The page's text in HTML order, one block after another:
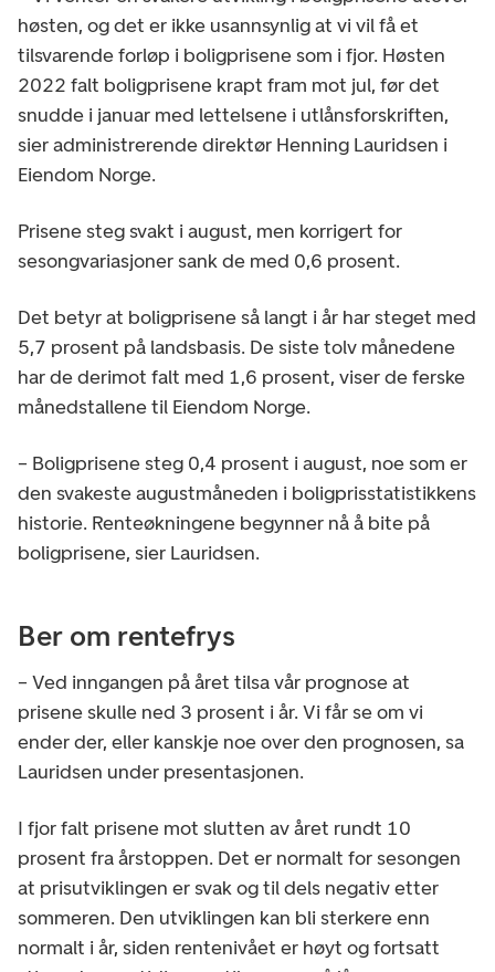
høsten, og det er ikke usannsynlig at vi vil få et
tilsvarende forløp i boligprisene som i fjor. Høsten
2022 falt boligprisene krapt fram mot jul, før det
snudde i januar med lettelsene i utlånsforskriften,
sier administrerende direktør Henning Lauridsen i
Eiendom Norge.
Prisene steg svakt i august, men korrigert for
sesongvariasjoner sank de med 0,6 prosent.
Det betyr at boligprisene så langt i år har steget med
5,7 prosent på landsbasis. De siste tolv månedene
har de derimot falt med 1,6 prosent, viser de ferske
månedstallene til Eiendom Norge.
– Boligprisene steg 0,4 prosent i august, noe som er
den svakeste augustmåneden i boligprisstatistikkens
historie. Renteøkningene begynner nå å bite på
boligprisene, sier Lauridsen.
Ber om rentefrys
– Ved inngangen på året tilsa vår prognose at
prisene skulle ned 3 prosent i år. Vi får se om vi
ender der, eller kanskje noe over den prognosen, sa
Lauridsen under presentasjonen.
I fjor falt prisene mot slutten av året rundt 10
prosent fra årstoppen. Det er normalt for sesongen
at prisutviklingen er svak og til dels negativ etter
sommeren. Den utviklingen kan bli sterkere enn
normalt i år, siden rentenivået er høyt og fortsatt